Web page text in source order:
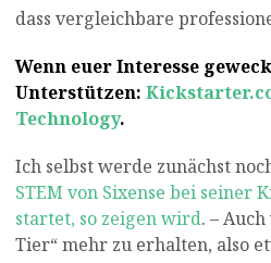
dass vergleichbare
Wenn euer Interesse
Unterstützen:
Technology.
Ich selbst werde zunächst
STEM von Sixense bei seiner
startet, so zeigen wird. –
Tier“ mehr zu erhalten, also